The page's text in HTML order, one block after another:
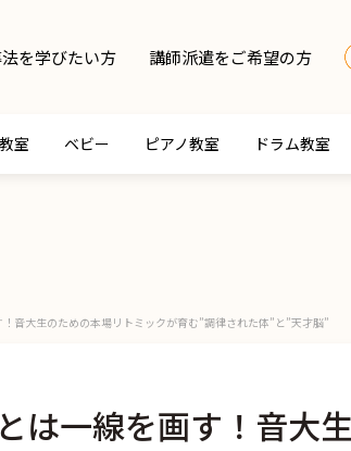
を学びたい方 講師派遣をご希望の方
室 ベビー ピアノ教室 ドラム教室
！音大生のための本場リトミックが育む”調律された体”と”天才脳”
は一線を画す！音大